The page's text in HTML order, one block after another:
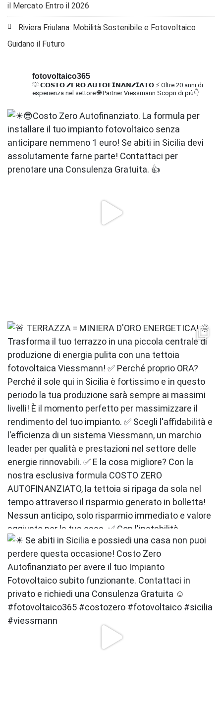
il Mercato Entro il 2026
Riviera Friulana: Mobilità Sostenibile e Fotovoltaico
Guidano il Futuro
fotovoltaico365
💡 𝗖𝗢𝗦𝗧𝗢 𝗭𝗘𝗥𝗢 𝗔𝗨𝗧𝗢𝗙𝗜𝗡𝗔𝗡𝗭𝗜𝗔𝗧𝗢 ⚡ Oltre 20 anni di
esperienza nel settore🌐 Partner Viessmann Scopri di più👇